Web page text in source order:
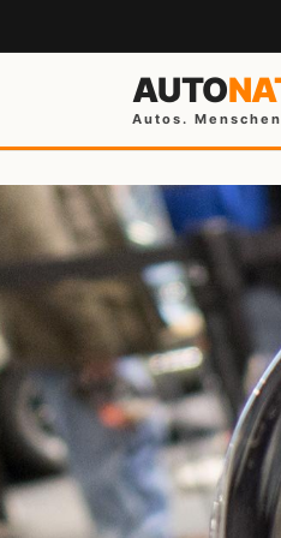
AUTO
Autos.